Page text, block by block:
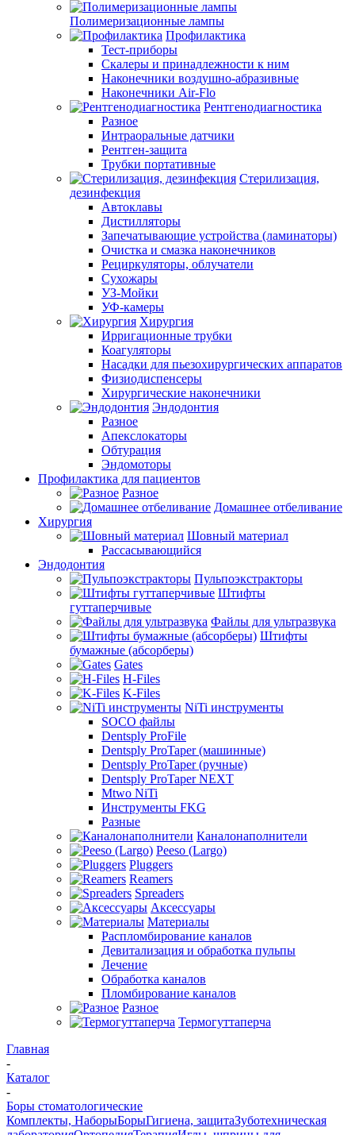
Полимеризационные лампы
Профилактика
Тест-приборы
Скалеры и принадлежности к ним
Наконечники воздушно-абразивные
Наконечники Air-Flo
Рентгенодиагностика
Разное
Интраоральные датчики
Рентген-защита
Трубки портативные
Стерилизация,
дезинфекция
Автоклавы
Дистилляторы
Запечатывающие устройства (ламинаторы)
Очистка и смазка наконечников
Рециркуляторы, облучатели
Сухожары
УЗ-Мойки
УФ-камеры
Хирургия
Ирригационные трубки
Коагуляторы
Насадки для пьезохирургических аппаратов
Физиодиспенсеры
Хирургические наконечники
Эндодонтия
Разное
Апекслокаторы
Обтурация
Эндомоторы
Профилактика для пациентов
Разное
Домашнее отбеливание
Хирургия
Шовный материал
Рассасывающийся
Эндодонтия
Пульпоэкстракторы
Штифты
гуттаперчивые
Файлы для ультразвука
Штифты
бумажные (абсорберы)
Gates
H-Files
K-Files
NiTi инструменты
SOCO файлы
Dentsply ProFile
Dentsply ProTaper (машинные)
Dentsply ProTaper (ручные)
Dentsply ProTaper NEXT
Mtwo NiTi
Инструменты FKG
Разные
Каналонаполнители
Peeso (Largo)
Pluggers
Reamers
Spreaders
Аксессуары
Материалы
Распломбирование каналов
Девитализация и обработка пульпы
Лечение
Обработка каналов
Пломбирование каналов
Разное
Термогуттаперча
Главная
-
Каталог
-
Боры стоматологические
Комплекты, НаборыБорыГигиена, защитаЗуботехническая